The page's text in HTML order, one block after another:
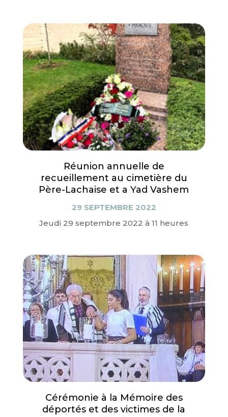
Réunion annuelle de
recueillement au cimetière du
Père-Lachaise et a Yad Vashem
29 SEPTEMBRE 2022
Jeudi 29 septembre 2022 à 11 heures
Cérémonie à la Mémoire des
déportés et des victimes de la